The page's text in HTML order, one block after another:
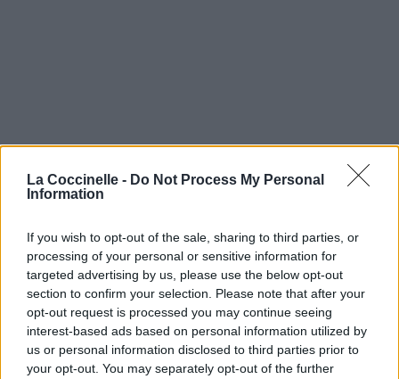
La Coccinelle - Do Not Process My Personal
Information
If you wish to opt-out of the sale, sharing to third parties, or
processing of your personal or sensitive information for
targeted advertising by us, please use the below opt-out
section to confirm your selection. Please note that after your
opt-out request is processed you may continue seeing
interest-based ads based on personal information utilized by
us or personal information disclosed to third parties prior to
your opt-out. You may separately opt-out of the further